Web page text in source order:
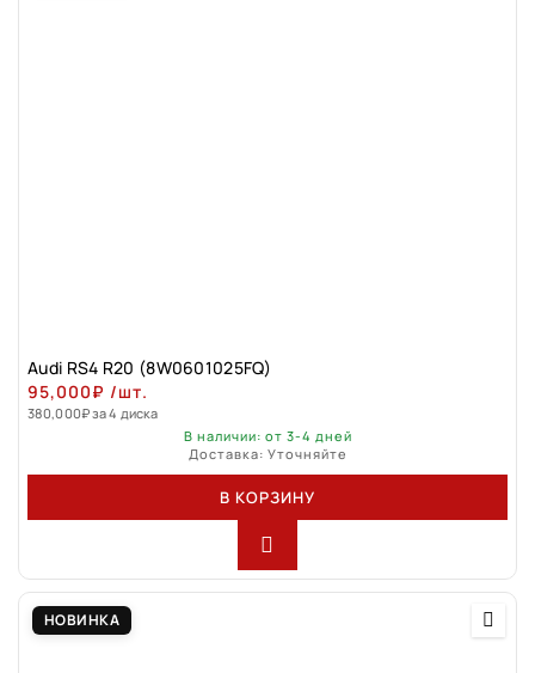
Audi RS4 R20 (8W0601025FQ)
95,000₽ /шт.
380,000₽за 4 диска
В наличии: от 3-4 дней
Доставка: Уточняйте
В КОРЗИНУ
НОВИНКА